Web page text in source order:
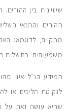
שיוויונית בין
ההורים. והתנאי
מתקיים, לדוגמא:
משמעותית בתשלום
המידע הנ"ל אינו
לנקיטת הליכים או
שהיא עושה זאת על